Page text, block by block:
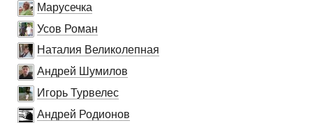
Марусечка
Усов Роман
Наталия Великолепная
Андрей Шумилов
Игорь Турвелес
Андрей Родионов